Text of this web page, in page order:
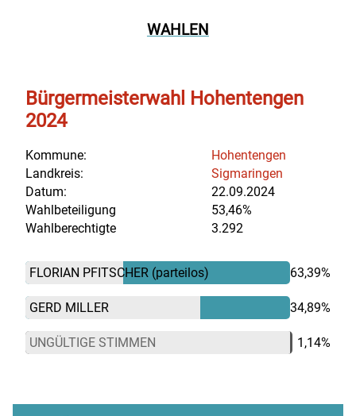
WAHLEN
Bürgermeisterwahl Hohentengen
2024
Kommune:
Hohentengen
Landkreis:
Sigmaringen
Datum:
22.09.2024
Wahlbeteiligung
53,46%
Wahlberechtigte
3.292
FLORIAN PFITSCHER (parteilos) 63,39%
GERD MILLER 34,89%
UNGÜLTIGE STIMMEN 1,14%